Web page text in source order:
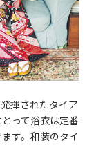
揮されたタイア
って浴衣は定番
す。和装のタイ